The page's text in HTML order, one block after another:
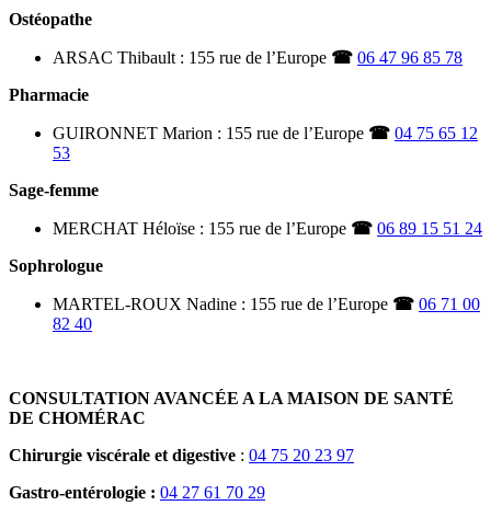
Ostéopathe
ARSAC Thibault : 155 rue de l’Europe ☎ 06 47 96 85 78
Pharmacie
GUIRONNET Marion : 155 rue de l’Europe ☎ 04 75 65 12
53
Sage-femme
MERCHAT Héloïse : 155 rue de l’Europe ☎ 06 89 15 51 24
Sophrologue
MARTEL-ROUX Nadine : 155 rue de l’Europe ☎ 06 71 00
82 40
CONSULTATION AVANCÉE A LA MAISON DE SANTÉ
DE CHOMÉRAC
Chirurgie viscérale et digestive : 04 75 20 23 97
Gastro-entérologie : 04 27 61 70 29